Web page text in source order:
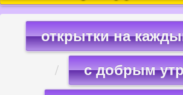
открытки на
с добрым